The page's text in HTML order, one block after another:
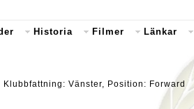
Historia Filmer Länkar
Klubbfattning: Vänster,
GIK